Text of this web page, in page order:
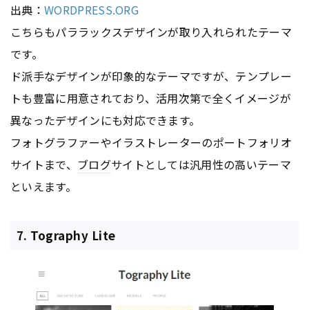
出典： WORDPRESS.ORG
こちらもパララックスデザインが取り入れられたテーマ
です。
ド派手なデザインが印象的なテーマですが、テンプレー
トも豊富に用意されており、活用次第で全くイメージが
異なったデザインにも対応できます。
フォトグラファーやイラストレーターのポートフォリオ
サイトまで、 ブログサイトとしては汎用性の高いテーマ
といえます。
7. Tography Lite